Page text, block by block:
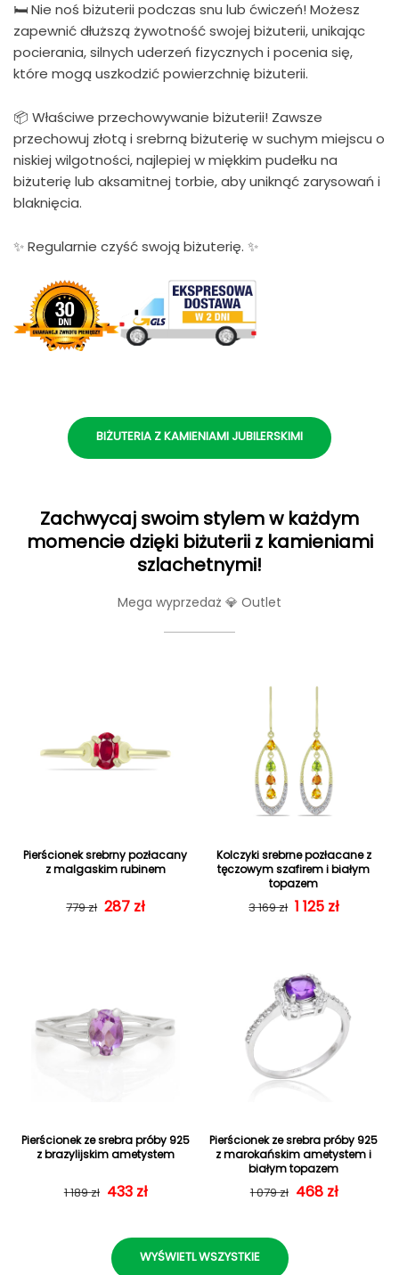
🛏 Nie noś biżuterii podczas snu lub ćwiczeń! Możesz
zapewnić dłuższą żywotność swojej biżuterii, unikając
pocierania, silnych uderzeń fizycznych i pocenia się,
które mogą uszkodzić powierzchnię biżuterii.
📦 Właściwe przechowywanie biżuterii! Zawsze
przechowuj złotą i srebrną biżuterię w suchym miejscu o
niskiej wilgotności, najlepiej w miękkim pudełku na
biżuterię lub aksamitnej torbie, aby uniknąć zarysowań i
blaknięcia.
✨ Regularnie czyść swoją biżuterię. ✨
BIŻUTERIA Z KAMIENIAMI JUBILERSKIMI
Zachwycaj swoim stylem w każdym
momencie dzięki biżuterii z kamieniami
szlachetnymi!
Mega wyprzedaż 💎 Outlet
Pierścionek srebrny pozłacany
z malgaskim rubinem
Cena regularna
779 zł Cena sprzedaży
287 zł
Kolczyki srebrne pozłacane z
tęczowym szafirem i białym
topazem
Cena
3 169 zł Cena
1 125 zł
Pierścionek ze srebra próby 925
z brazylijskim ametystem
Cena regularna
1 189 zł Cena sprzedaży
433 zł
Pierścionek ze srebra próby 925
z marokańskim ametystem i
białym topazem
Cena
1 079 zł Cena
468 zł
WYŚWIETL WSZYSTKIE